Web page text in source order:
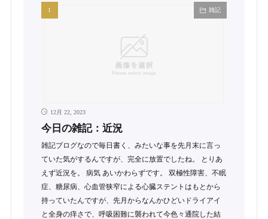
雑記
12月 22, 2023
今日の雑記：近況
雑記ブログなので毎日書く、みたいな事を先月末に言っ
ていた気がするんですが、完全に放置でしたね。 とりあ
えず近況を。 病気 あいかわらずです。 双極性障害、不眠
症、糖尿病、心血管狭窄による心臓ステントはもとから
持っていたんですが、先月からなんかひどいドライアイ
と全身の痒さで、呼吸困難に襲われて今色々通院した結